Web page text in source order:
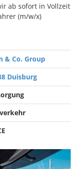
ab sofort in Vollzeit
(m/w/x)
& Co. Group
Duisburg